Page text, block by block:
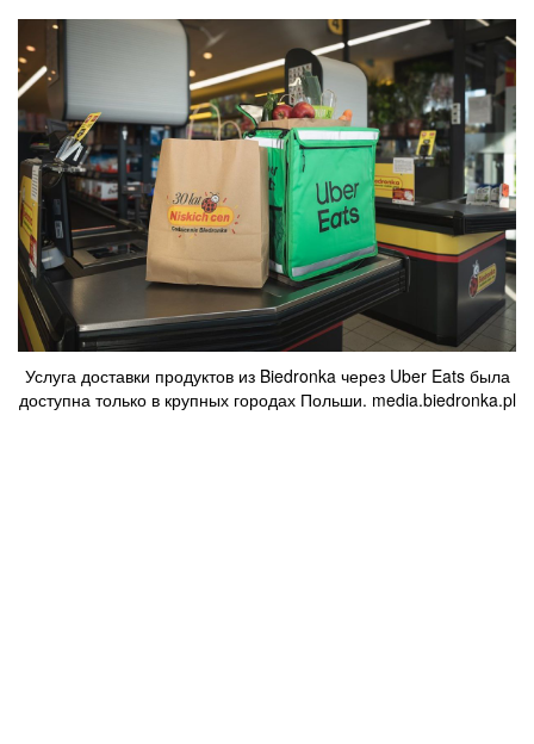
Услуга доставки продуктов из Biedronka через Uber Eats была
доступна только в крупных городах Польши. media.biedronka.pl